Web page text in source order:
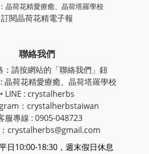
晶荷花精愛療癒 晶荷塔羅學校
訂閱晶荷花精電子報
聯絡我們
：請按網站的「聯絡我們」鈕
晶荷花精愛療癒、 晶荷塔羅學校
• LINE : crystalherbs
： crystalherbstaiwan
服專線 : 0905-048723
crystalherbs@gmail.com
日10:00-18:30，週末假日休息